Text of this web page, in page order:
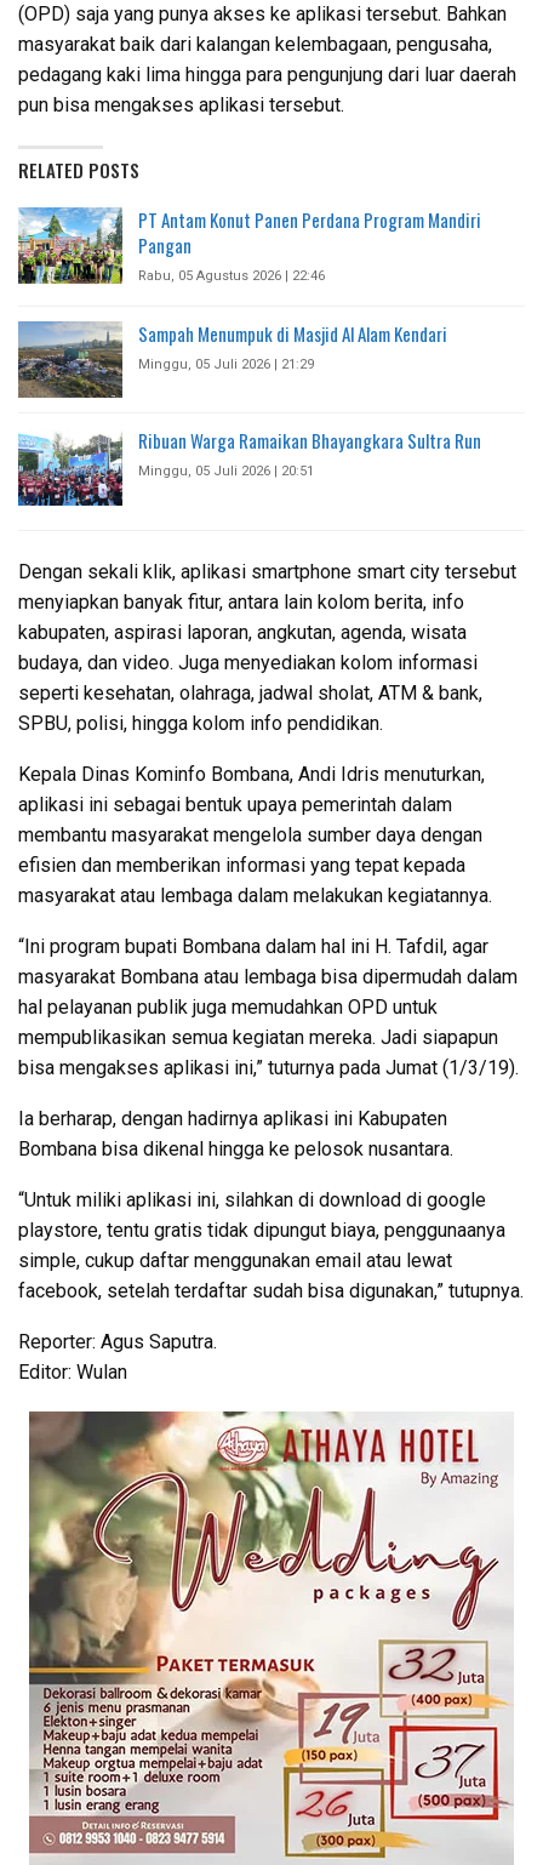
(OPD) saja yang punya akses ke aplikasi tersebut. Bahkan
masyarakat baik dari kalangan kelembagaan, pengusaha,
pedagang kaki lima hingga para pengunjung dari luar daerah
pun bisa mengakses aplikasi tersebut.
RELATED POSTS
PT Antam Konut Panen Perdana Program Mandiri
Pangan
Rabu, 05 Agustus 2026 | 22:46
Sampah Menumpuk di Masjid Al Alam Kendari
Minggu, 05 Juli 2026 | 21:29
Ribuan Warga Ramaikan Bhayangkara Sultra Run
Minggu, 05 Juli 2026 | 20:51
Dengan sekali klik, aplikasi smartphone smart city tersebut
menyiapkan banyak fitur, antara lain kolom berita, info
kabupaten, aspirasi laporan, angkutan, agenda, wisata
budaya, dan video. Juga menyediakan kolom informasi
seperti kesehatan, olahraga, jadwal sholat, ATM & bank,
SPBU, polisi, hingga kolom info pendidikan.
Kepala Dinas Kominfo Bombana, Andi Idris menuturkan,
aplikasi ini sebagai bentuk upaya pemerintah dalam
membantu masyarakat mengelola sumber daya dengan
efisien dan memberikan informasi yang tepat kepada
masyarakat atau lembaga dalam melakukan kegiatannya.
“Ini program bupati Bombana dalam hal ini H. Tafdil, agar
masyarakat Bombana atau lembaga bisa dipermudah dalam
hal pelayanan publik juga memudahkan OPD untuk
mempublikasikan semua kegiatan mereka. Jadi siapapun
bisa mengakses aplikasi ini,” tuturnya pada Jumat (1/3/19).
Ia berharap, dengan hadirnya aplikasi ini Kabupaten
Bombana bisa dikenal hingga ke pelosok nusantara.
“Untuk miliki aplikasi ini, silahkan di download di google
playstore, tentu gratis tidak dipungut biaya, penggunaanya
simple, cukup daftar menggunakan email atau lewat
facebook, setelah terdaftar sudah bisa digunakan,” tutupnya.
Reporter: Agus Saputra.
Editor: Wulan